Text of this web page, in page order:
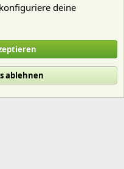
Hilfe und Impressum
deine
ablehnen